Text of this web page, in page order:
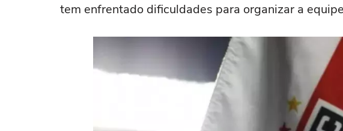
tem enfrentado dificuldades para organizar a